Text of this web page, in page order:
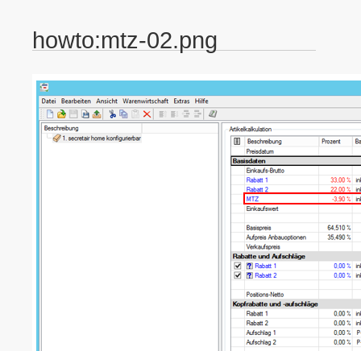
howto:mtz-02.png